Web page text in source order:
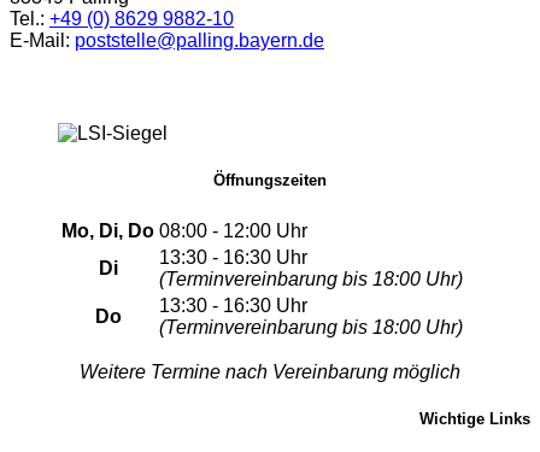
Tel.: +49 (0) 8629 9882-10
E-Mail: poststelle@palling.bayern.de
Öffnungszeiten
Mo, Di, Do 08:00 - 12:00 Uhr
Di
13:30 - 16:30 Uhr
(Terminvereinbarung bis 18:00 Uhr)
Do
13:30 - 16:30 Uhr
(Terminvereinbarung bis 18:00 Uhr)
Weitere Termine nach Vereinbarung möglich
Wichtige Links